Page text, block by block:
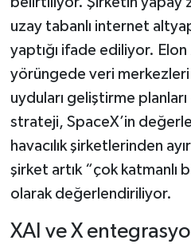
uzay tabanlı internet
yaptığı ifade ediliyor. Elon
yörüngede veri
uyduları geliştirme
strateji, SpaceX’in
havacılık şirketlerinden
şirket artık “çok katmanlı
olarak değerlendiriliyor.
XAI ve X